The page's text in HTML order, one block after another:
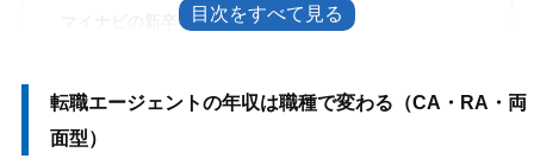
マイナビの新卒年収
リクルートエージェントのキャリアアドバイザー年収
パーソルキャリアのキャリアアドバイザー・RA年収
転職エージェントの年収は職種で変わる（CA・RA・両
面型）